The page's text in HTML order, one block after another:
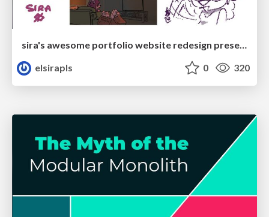
sira's awesome portfolio website redesign presentation
elsirapls
0 320